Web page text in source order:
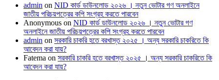
admin on NID কার্ড ডাউনলোড ২০২৬ । নতুন ভোটার গণ অনলাইনে
জাতীয় পরিচয়পত্রের কপি সংগ্রহ করতে পারবেন
Anonymous on NID কার্ড ডাউনলোড ২০২৬ । নতুন ভোটার গণ
অনলাইনে জাতীয় পরিচয়পত্রের কপি সংগ্রহ করতে পারবেন
admin on সরকারি চাকরি হতে বরখাস্ত ২০২৫ । অন্য সরকারি চাকরিতে কি
আবেদন করা যায়?
Fatema on সরকারি চাকরি হতে বরখাস্ত ২০২৫ । অন্য সরকারি চাকরিতে কি
আবেদন করা যায়?